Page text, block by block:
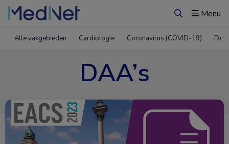
ZoekenMenu
Alle vakgebieden Cardiologie Coronavirus (COVID-19)
DAA’s